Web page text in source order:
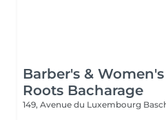
Barber's & Women's
Roots Bacharage
149, Avenue du Luxembourg